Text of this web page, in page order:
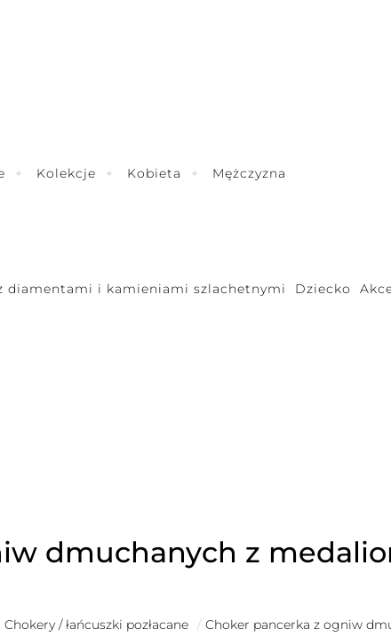
Kolekcje Kobieta Mężczyzna
diamentami i kamieniami szlachetnymi Dziecko
dmuchanych z
Chokery / łańcuszki pozłacane / Choker pancerka z ogniw